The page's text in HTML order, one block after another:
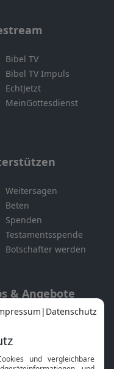
Bibel TV
Bibel TV Impuls
EchtJetzt
MeinGottesdienst
Weitersagen
Beten
Spenden
Testamentsspende
Botschafter werden
& Angebote
Mobile App
Smart TV